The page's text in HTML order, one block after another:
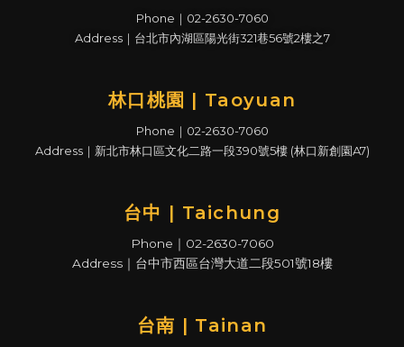
Phone｜02-2630-7060
Address｜台北市內湖區陽光街321巷56號2樓之7
林口桃園 | Taoyuan
Phone｜02-2630-7060
Address｜新北市林口區文化二路一段390號5樓 (林口新創園A7)
台中 | Taichung
Phone｜02-2630-7060
Address｜台中市西區台灣大道二段501號18樓
台南 | Tainan